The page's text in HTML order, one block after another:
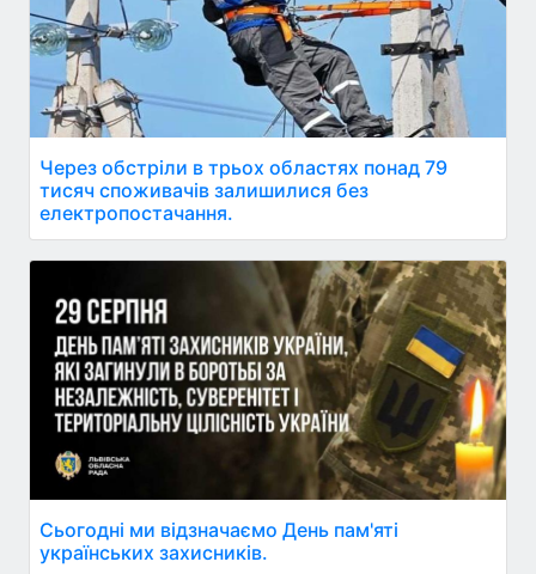
Через обстріли в трьох областях понад 79
тисяч споживачів залишилися без
електропостачання.
Сьогодні ми відзначаємо День пам'яті
українських захисників.